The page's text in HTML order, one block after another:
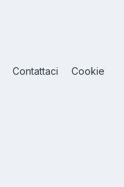
Contattaci Cookie